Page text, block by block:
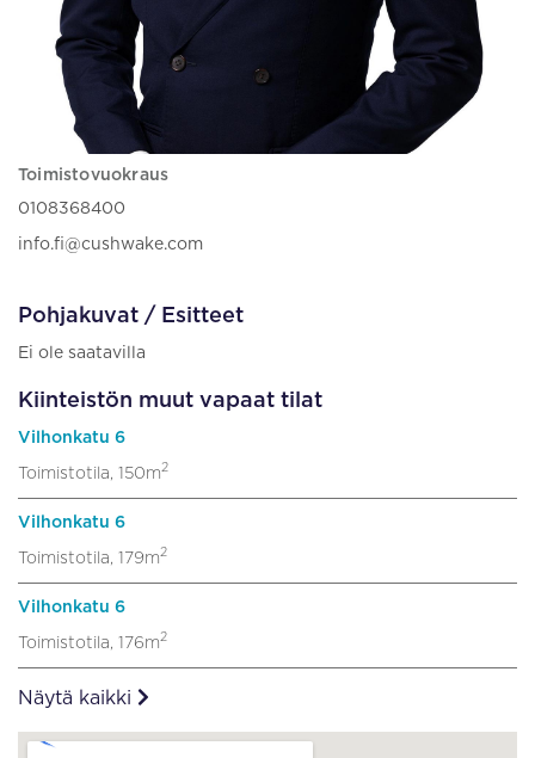
Toimistovuokraus
0108368400
info.fi@cushwake.com
Pohjakuvat / Esitteet
Ei ole saatavilla
Kiinteistön muut vapaat tilat
Vilhonkatu 6
Toimistotila, 150m2
Vilhonkatu 6
Toimistotila, 179m2
Vilhonkatu 6
Toimistotila, 176m2
Näytä kaikki